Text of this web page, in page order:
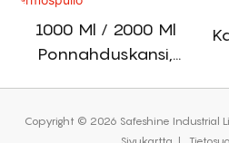
1000 Ml / 2000 Ml
Ponnahduskansi,
Copyright © 2026 Safeshine Industrial